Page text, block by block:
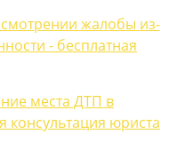
жалобы из-
- бесплатная
места ДТП в
консультация юриста